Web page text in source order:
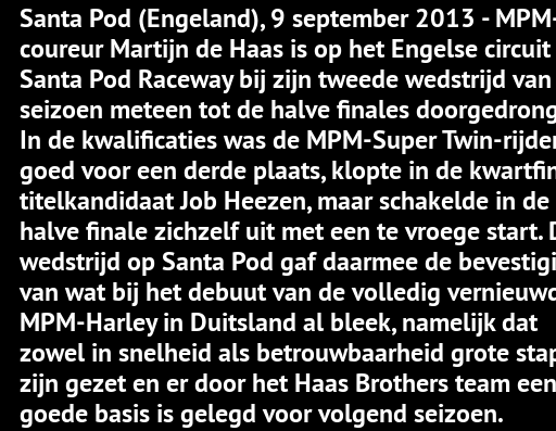
Santa Pod (Engeland), 9 september 2013 -
coureur Martijn de Haas is op het Engelse circuit
Santa Pod Raceway bij zijn tweede wedstrijd
seizoen meteen tot de halve finales
In de kwalificaties was de MPM-Super Twin-
goed voor een derde plaats, klopte in de
titelkandidaat Job Heezen, maar schakelde in de
halve finale zichzelf uit met een te vroege start.
wedstrijd op Santa Pod gaf daarmee de
van wat bij het debuut van de volledig
MPM-Harley in Duitsland al bleek, namelijk dat
zowel in snelheid als betrouwbaarheid grote
zijn gezet en er door het Haas Brothers team een
goede basis is gelegd voor volgend seizoen.